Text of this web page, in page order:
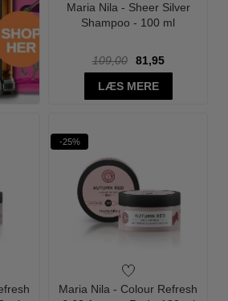
Maria Nila - Sheer Silver
Shampoo - 100 ml
109,00
81,95
LÆS MERE
-25%
Maria Nila - Colour Refresh